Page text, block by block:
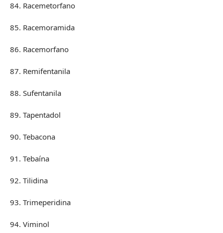
84. Racemetorfano
85. Racemoramida
86. Racemorfano
87. Remifentanila
88. Sufentanila
89. Tapentadol
90. Tebacona
91. Tebaína
92. Tilidina
93. Trimeperidina
94. Viminol